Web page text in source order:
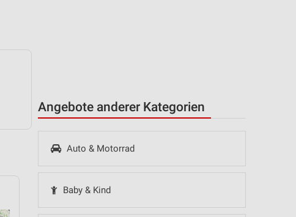
Angebote anderer Kategorien
Auto & Motorrad
Baby & Kind